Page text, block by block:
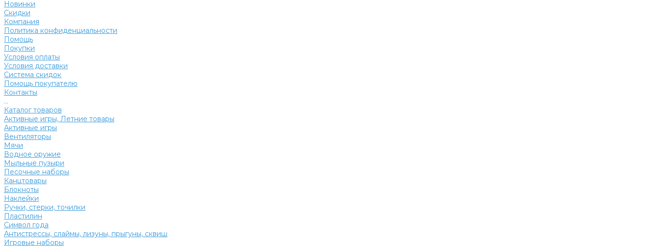
Новинки
Скидки
Компания
Политика конфиденциальности
Помощь
Покупки
Условия оплаты
Условия доставки
Система скидок
Помощь покупателю
Контакты
...
Каталог товаров
Активные игры, Летние товары
Активные игры
Вентиляторы
Мячи
Водное оружие
Мыльные пузыри
Песочные наборы
Канцтовары
Блокноты
Наклейки
Ручки, стерки, точилки
Пластилин
Символ года
Антистрессы, слаймы, лизуны, прыгуны, сквиш
Игровые наборы